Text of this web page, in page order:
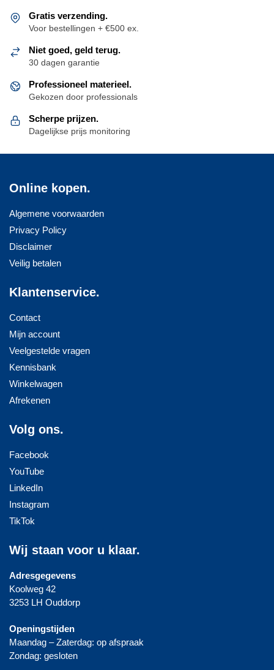
optie
kan
worden
de
productpagina
Gratis verzending.
Voor bestellingen + €500 ex.
Niet goed, geld terug.
30 dagen garantie
Professioneel materieel.
Gekozen door professionals
Scherpe prijzen.
Dagelijkse prijs monitoring
Online kopen.
Algemene voorwaarden
Privacy Policy
Disclaimer
Veilig betalen
Klantenservice.
Contact
Mijn account
Veelgestelde vragen
Kennisbank
Winkelwagen
Afrekenen
Volg ons.
Facebook
YouTube
LinkedIn
Instagram
TikTok
Wij staan voor u klaar.
Adresgegevens
Koolweg 42
3253 LH Ouddorp
Openingstijden
Maandag – Zaterdag: op afspraak
Zondag: gesloten